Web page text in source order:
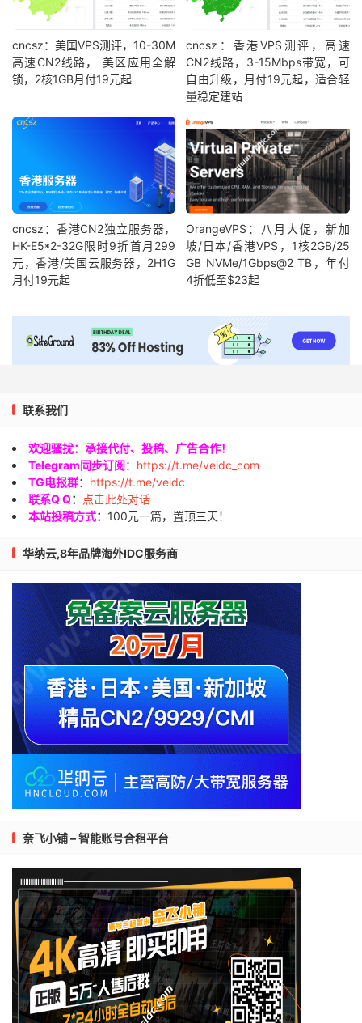
cncsz：美国VPS测评，10-30M
高速CN2线路， 美区应用全解
锁，2核1GB月付19元起
cncsz：香港VPS测评，高速
CN2线路，3-15Mbps带宽，可
自由升级，月付19元起，适合轻
量稳定建站
cncsz：香港CN2独立服务器，
HK-E5*2-32G限时9折首月299
元，香港/美国云服务器，2H1G
月付19元起
OrangeVPS：八月大促，新加
坡/日本/香港VPS，1核2GB/25
GB NVMe/1Gbps@2 TB，年付
4折低至$23起
联系我们
欢迎骚扰：承接代付、投稿、广告合作！
Telegram同步订阅： https://t.me/veidc_com
TG电报群： https://t.me/veidc
联系Q Q：
点击此处对话
本站投稿方式： 100元一篇，置顶三天！
华纳云,8年品牌海外IDC服务商
奈飞小铺 – 智能账号合租平台